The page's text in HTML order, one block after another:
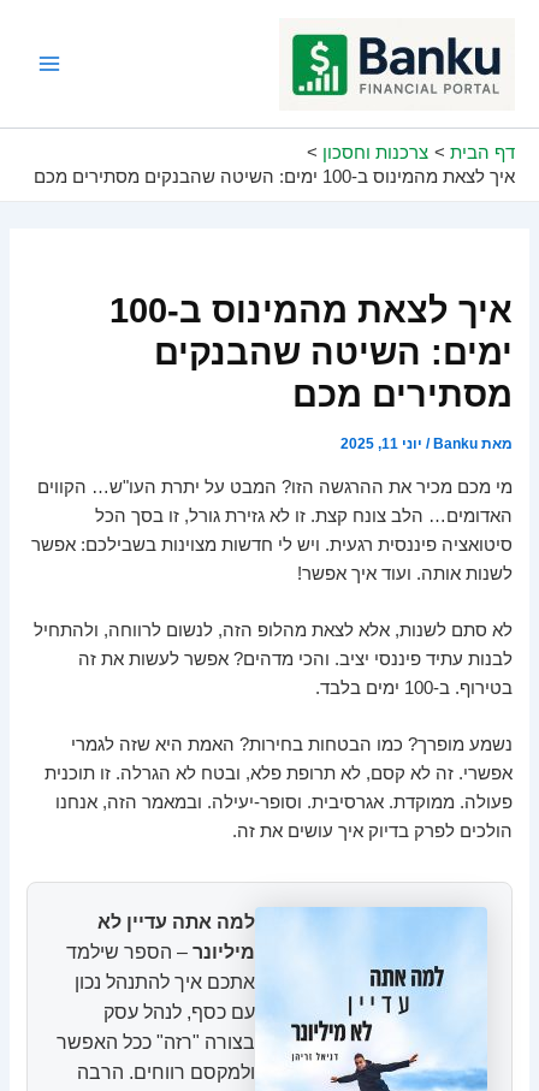
דף הבית
צרכנות וחסכון
איך לצאת מהמינוס ב-100 ימים: השיטה שהבנקים מסתירים מכם
איך לצאת מהמינוס ב-100
ימים: השיטה שהבנקים
מסתירים מכם
מאתBanku
/ יוני 11, 2025
מי מכם מכיר את ההרגשה הזו? המבט על יתרת העו"ש… הקווים
האדומים… הלב צונח קצת. זו לא גזירת גורל, זו בסך הכל
סיטואציה פיננסית רגעית. ויש לי חדשות מצוינות בשבילכם: אפשר
לשנות אותה. ועוד איך אפשר!
לא סתם לשנות, אלא לצאת מהלופ הזה, לנשום לרווחה, ולהתחיל
לבנות עתיד פיננסי יציב. והכי מדהים? אפשר לעשות את זה
בטירוף. ב-100 ימים בלבד.
נשמע מופרך? כמו הבטחות בחירות? האמת היא שזה לגמרי
אפשרי. זה לא קסם, לא תרופת פלא, ובטח לא הגרלה. זו תוכנית
פעולה. ממוקדת. אגרסיבית. וסופר-יעילה. ובמאמר הזה, אנחנו
הולכים לפרק בדיוק איך עושים את זה.
למה אתה עדיין לא
מיליונר – הספר שילמד
אתכם איך להתנהל נכון
עם כסף, לנהל עסק
בצורה "רזה" ככל האפשר
ולמקסם רווחים. הרבה